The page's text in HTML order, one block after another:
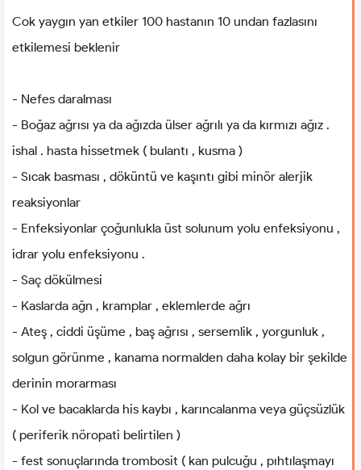
Cok yaygın yan etkiler 100 hastanın 10 undan fazlasını
etkilemesi beklenir
- Nefes daralması
- Boğaz ağrısı ya da ağızda ülser ağrılı ya da kırmızı ağız .
ishal . hasta hissetmek ( bulantı , kusma )
- Sıcak basması , döküntü ve kaşıntı gibi minör alerjik
reaksiyonlar
- Enfeksiyonlar çoğunlukla üst solunum yolu enfeksiyonu ,
idrar yolu enfeksiyonu .
- Saç dökülmesi
- Kaslarda ağn , kramplar , eklemlerde ağrı
- Ateş , ciddi üşüme , baş ağrısı , sersemlik , yorgunluk ,
solgun görünme , kanama normalden daha kolay bir şekilde
derinin morarması
- Kol ve bacaklarda his kaybı , karıncalanma veya güçsüzlük
( periferik nöropati belirtilen )
- fest sonuçlarında trombosit ( kan pulcuğu , pıhtılaşmayı